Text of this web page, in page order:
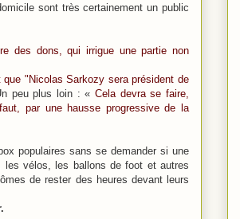
sont très certainement un public
des dons, qui irrigue une partie non
"Nicolas Sarkozy sera président de
peu plus loin : «Cela devra se faire,
par une hausse progressive de la
populaires sans se demander si une
les vélos, les ballons de foot et autres
de rester des heures devant leurs